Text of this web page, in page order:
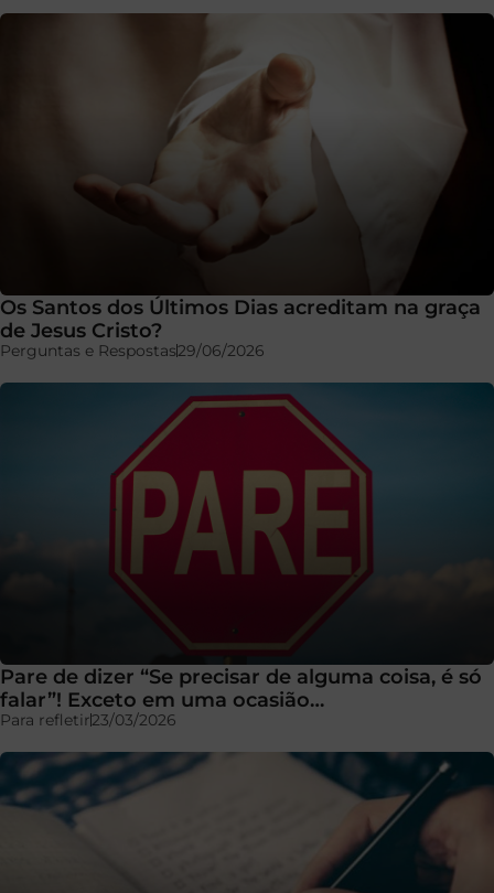
Os Santos dos Últimos Dias acreditam na graça
de Jesus Cristo?
Perguntas e Respostas29/06/2026
Pare de dizer “Se precisar de alguma coisa, é só
falar”! Exceto em uma ocasião…
Para refletir23/03/2026